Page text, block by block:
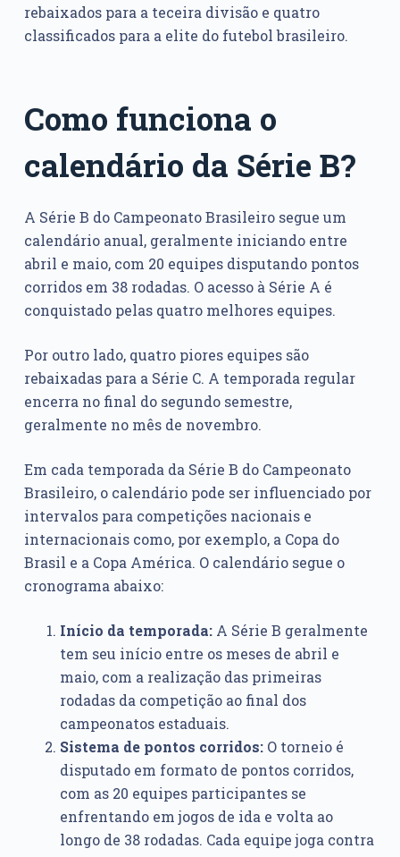
rebaixados para a teceira divisão e quatro
classificados para a elite do futebol brasileiro.
Como funciona o
calendário da Série B?
A Série B do Campeonato Brasileiro segue um
calendário anual, geralmente iniciando entre
abril e maio, com 20 equipes disputando pontos
corridos em 38 rodadas. O acesso à Série A é
conquistado pelas quatro melhores equipes.
Por outro lado, quatro piores equipes são
rebaixadas para a Série C. A temporada regular
encerra no final do segundo semestre,
geralmente no mês de novembro.
Em cada temporada da Série B do Campeonato
Brasileiro, o calendário pode ser influenciado por
intervalos para competições nacionais e
internacionais como, por exemplo, a Copa do
Brasil e a Copa América. O calendário segue o
cronograma abaixo:
Início da temporada:A Série B geralmente
tem seu início entre os meses de abril e
maio, com a realização das primeiras
rodadas da competição ao final dos
campeonatos estaduais.
Sistema de pontos corridos:O torneio é
disputado em formato de pontos corridos,
com as 20 equipes participantes se
enfrentando em jogos de ida e volta ao
longo de 38 rodadas. Cada equipe joga contra